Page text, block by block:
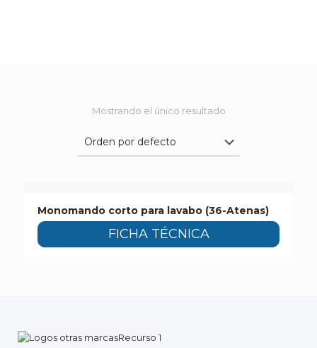
Mostrando el único resultado
Monomando corto para lavabo (36-Atenas)
FICHA TÉCNICA